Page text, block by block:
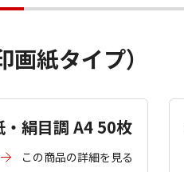
紙タイプ）
・絹目調 A4 50枚
この商品の詳細を見る